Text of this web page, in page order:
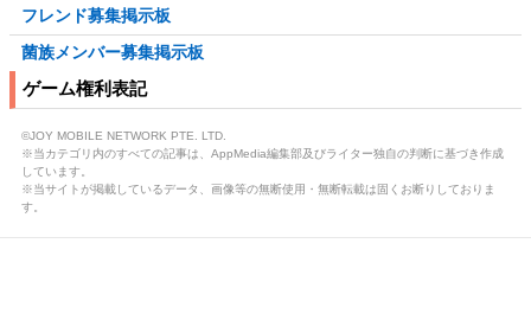
フレンド募集掲示板
菌族メンバー募集掲示板
ゲーム権利表記
©JOY MOBILE NETWORK PTE. LTD.
※当カテゴリ内のすべての記事は、AppMedia編集部及びライター独自の判断に基づき作成
しています。
※当サイトが掲載しているデータ、画像等の無断使用・無断転載は固くお断りしておりま
す。